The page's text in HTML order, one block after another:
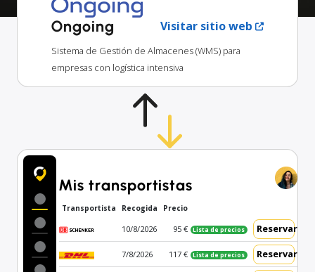
Ongoing Visitar sitio web
Sistema de Gestión de Almacenes (WMS) para
empresas con logística intensiva
Mis transportistas
Transportista Recogida Precio
10/8/2026 95 € Lista de precios Reservar
7/8/2026 117 € Lista de precios Reservar